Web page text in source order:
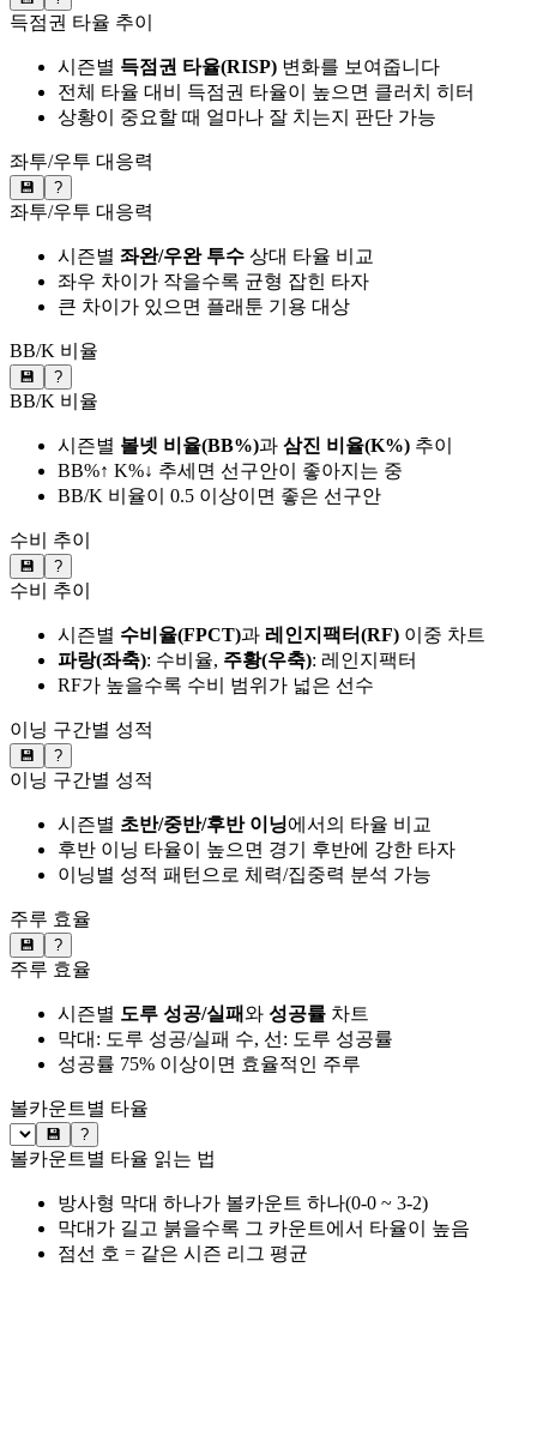
득점권 타율 추이
시즌별 득점권 타율(RISP) 변화를 보여줍니다
전체 타율 대비 득점권 타율이 높으면 클러치 히터
상황이 중요할 때 얼마나 잘 치는지 판단 가능
좌투/우투 대응력
💾 ?
좌투/우투 대응력
시즌별 좌완/우완 투수 상대 타율 비교
좌우 차이가 작을수록 균형 잡힌 타자
큰 차이가 있으면 플래툰 기용 대상
BB/K 비율
💾 ?
BB/K 비율
시즌별 볼넷 비율(BB%)과 삼진 비율(K%) 추이
BB%↑ K%↓ 추세면 선구안이 좋아지는 중
BB/K 비율이 0.5 이상이면 좋은 선구안
수비 추이
💾 ?
수비 추이
시즌별 수비율(FPCT)과 레인지팩터(RF) 이중 차트
파랑(좌축): 수비율, 주황(우축): 레인지팩터
RF가 높을수록 수비 범위가 넓은 선수
이닝 구간별 성적
💾 ?
이닝 구간별 성적
시즌별 초반/중반/후반 이닝에서의 타율 비교
후반 이닝 타율이 높으면 경기 후반에 강한 타자
이닝별 성적 패턴으로 체력/집중력 분석 가능
주루 효율
💾 ?
주루 효율
시즌별 도루 성공/실패와 성공률 차트
막대: 도루 성공/실패 수, 선: 도루 성공률
성공률 75% 이상이면 효율적인 주루
볼카운트별 타율
💾 ?
볼카운트별 타율 읽는 법
방사형 막대 하나가 볼카운트 하나(0-0 ~ 3-2)
막대가 길고 붉을수록 그 카운트에서 타율이 높음
점선 호 = 같은 시즌 리그 평균